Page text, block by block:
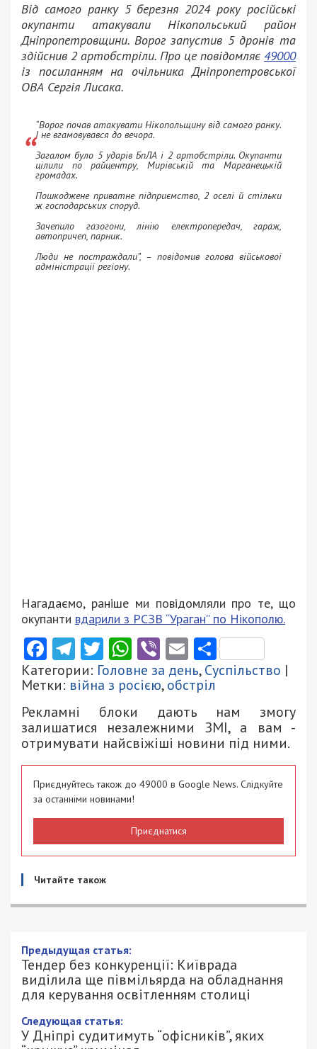
Від самого ранку 5 березня 2024 року російські
окупанти атакували Нікопольський район
Дніпропетровщини. Ворог запустив 5 дронів та
здійснив 2 артобстріли. Про це повідомляє 49000
із посиланням на очільника Дніпропетровської
ОВА Сергія Лисака.
“Ворог почав атакувати Нікопольщину від самого ранку.
І не вгамовувався до вечора.
Загалом було 5 ударів БпЛА і 2 артобстріли. Окупанти
цілили по райцентру, Мирівській та Марганецькій
громадах.
Пошкоджене приватне підприємство, 2 оселі й стільки
ж господарських споруд.
Зачепило газогони, лінію електропередач, гараж,
автопричеп, парник.
Люди не постраждали”, – повідомив голова військової
адміністрації регіону.
Нагадаємо, раніше ми повідомляли про те, що
окупанти вдарили з РСЗВ “Ураган” по Нікополю.
Facebook
Telegram
Twitter
WhatsApp
ViberEmail
Категории: Головне за день,Суспільство |
Метки: війна з росією,обстріл
Рекламні блоки дають нам змогу
залишатися незалежними ЗМІ, а вам -
отримувати найсвіжіші новини під ними.
Приєднуйтесь також до 49000 в Google News. Слідкуйте
за останніми новинами!
Приєднатися
Читайте також
Предыдущая статья:
Тендер без конкуренції: Київрада
виділила ще півмільярда на обладнання
для керування освітленням столиці
Следующая статья:
У Дніпрі судитимуть “офісників”, яких